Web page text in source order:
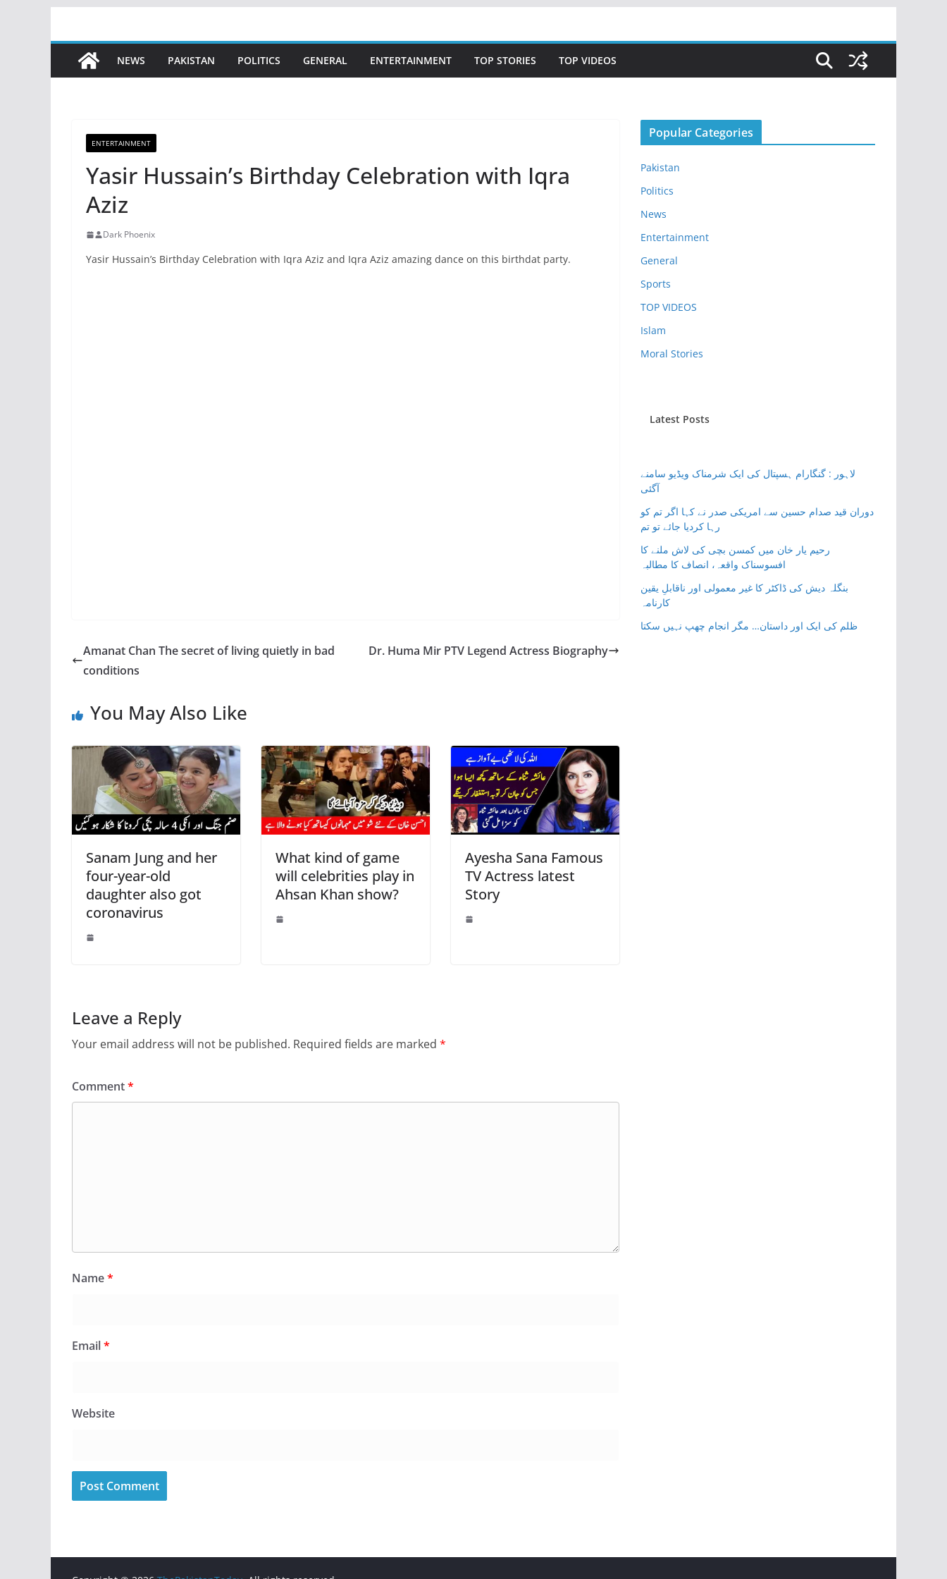
content
NEWS PAKISTAN POLITICS GENERAL ENTERTAINMENT TOP STORIES TOP VIDEOS
ENTERTAINMENT
Yasir Hussain’s Birthday Celebration with Iqra
Aziz
Dark Phoenix
Yasir Hussain’s Birthday Celebration with Iqra Aziz and Iqra Aziz amazing dance on this birthdat party.
Amanat Chan The secret of living quietly in bad
conditions
Dr. Huma Mir PTV Legend Actress Biography
You May Also Like
Sanam Jung and her
four-year-old
daughter also got
coronavirus
What kind of game
will celebrities play in
Ahsan Khan show?
Ayesha Sana Famous
TV Actress latest
Story
Leave a Reply
Your email address will not be published. Required fields are marked *
Comment*
Name*
Email*
Website
Popular Categories
Pakistan
Politics
News
Entertainment
General
Sports
TOP VIDEOS
Islam
Moral Stories
Latest Posts
لاہور : گنگارام ہسپتال کی ایک شرمناک ویڈیو سامنے
آگئی
دوران قید صدام حسین سے امریکی صدر نے کہا اگر تم کو
رہا کردیا جائے تو تم
رحیم یار خان میں کمسن بچی کی لاش ملنے کا
افسوسناک واقعہ، انصاف کا مطالبہ
بنگلہ دیش کی ڈاکٹر کا غیر معمولی اور ناقابلِ یقین
کارنامہ
ظلم کی ایک اور داستان… مگر انجام چھپ نہیں سکتا